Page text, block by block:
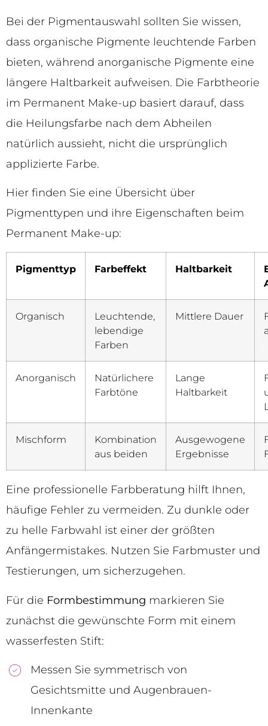
Bei der Pigmentauswahl sollten Sie wissen,
dass organische Pigmente leuchtende Farben
bieten, während anorganische Pigmente eine
längere Haltbarkeit aufweisen. Die Farbtheorie
im Permanent Make-up basiert darauf, dass
die Heilungsfarbe nach dem Abheilen
natürlich aussieht, nicht die ursprünglich
applizierte Farbe.
Hier finden Sie eine Übersicht über
Pigmenttypen und ihre Eigenschaften beim
Permanent Make-up:
Pigmenttyp Farbeffekt Haltbarkeit
Organisch
Leuchtende,
lebendige
Farben
Mittlere Dauer
Anorganisch
Natürlichere
Farbtöne
Lange
Haltbarkeit
Mischform
Kombination
aus beiden
Ausgewogene
Ergebnisse
Eine professionelle Farbberatung hilft Ihnen,
häufige Fehler zu vermeiden. Zu dunkle oder
zu helle Farbwahl ist einer der größten
Anfängermistakes. Nutzen Sie Farbmuster und
Testierungen, um sicherzugehen.
Für die Formbestimmung markieren Sie
zunächst die gewünschte Form mit einem
wasserfesten Stift:
Messen Sie symmetrisch von
Gesichtsmitte und Augenbrauen-
Innenkante